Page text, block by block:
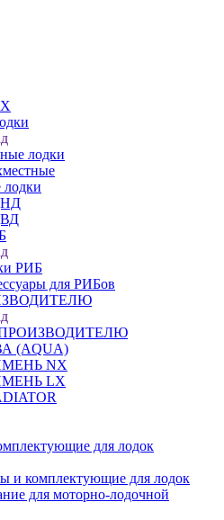
лодки
РИБ
для РИБов
(AQUA)
NX
LX
для лодок
и комплектующие для лодок
для моторно-лодочной